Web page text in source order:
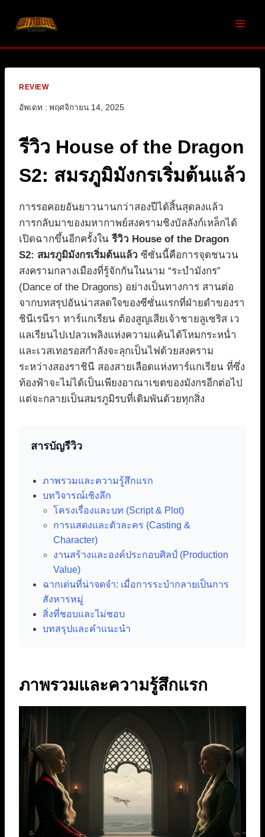
REVIEW
อัพเดท : พฤศจิกายน 14, 2025
รีวิว House of the Dragon
S2: สมรภูมิมังกรเริ่มต้นแล้ว
การรอคอยอันยาวนานกว่าสองปีได้สิ้นสุดลงแล้ว
การกลับมาของมหากาพย์สงครามชิงบัลลังก์เหล็กได้
เปิดฉากขึ้นอีกครั้งในรีวิว House of the Dragon
S2: สมรภูมิมังกรเริ่มต้นแล้ว ซีซั่นนี้คือการจุดชนวน
สงครามกลางเมืองที่รู้จักกันในนาม “ระบำมังกร”
(Dance of the Dragons) อย่างเป็นทางการ สานต่อ
จากบทสรุปอันน่าสลดใจของซีซั่นแรกที่ฝ่ายดำของรา
ชินีเรนีรา ทาร์แกเรียน ต้องสูญเสียเจ้าชายลูเซริส เว
แลเรียนไปเปลวเพลิงแห่งความแค้นได้โหมกระหน่ำ
และเวสเทอรอสกำลังจะลุกเป็นไฟด้วยสงคราม
ระหว่างสองราชินี สองสายเลือดแห่งทาร์แกเรียน ที่ซึ่ง
ท้องฟ้าจะไม่ได้เป็นเพียงอาณาเขตของมังกรอีกต่อไป
แต่จะกลายเป็นสมรภูมิรบที่เดิมพันด้วยทุกสิ่ง
สารบัญรีวิว
ภาพรวมและความรู้สึกแรก
บทวิจารณ์เชิงลึก
โครงเรื่องและบท (Script & Plot)
การแสดงและตัวละคร (Casting &
Character)
งานสร้างและองค์ประกอบศิลป์ (Production
Value)
ฉากเด่นที่น่าจดจำ: เมื่อการระบำกลายเป็นการ
สังหารหมู่
สิ่งที่ชอบและไม่ชอบ
บทสรุปและคำแนะนำ
ภาพรวมและความรู้สึกแรก